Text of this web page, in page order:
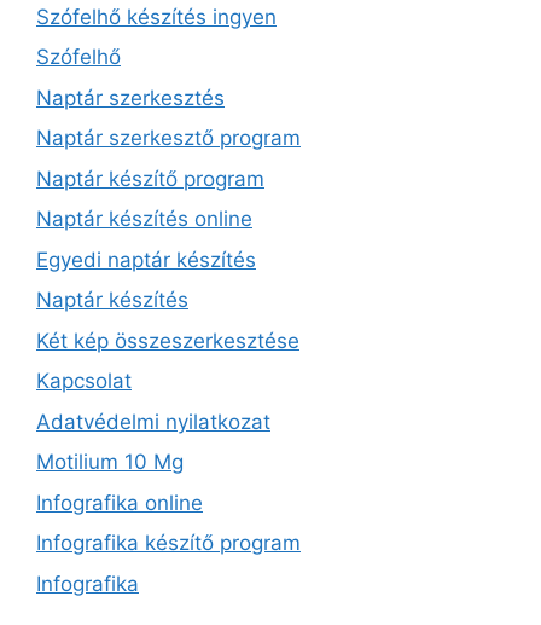
Szófelhő készítés ingyen
Szófelhő
Naptár szerkesztés
Naptár szerkesztő program
Naptár készítő program
Naptár készítés online
Egyedi naptár készítés
Naptár készítés
Két kép összeszerkesztése
Kapcsolat
Adatvédelmi nyilatkozat
Motilium 10 Mg
Infografika online
Infografika készítő program
Infografika